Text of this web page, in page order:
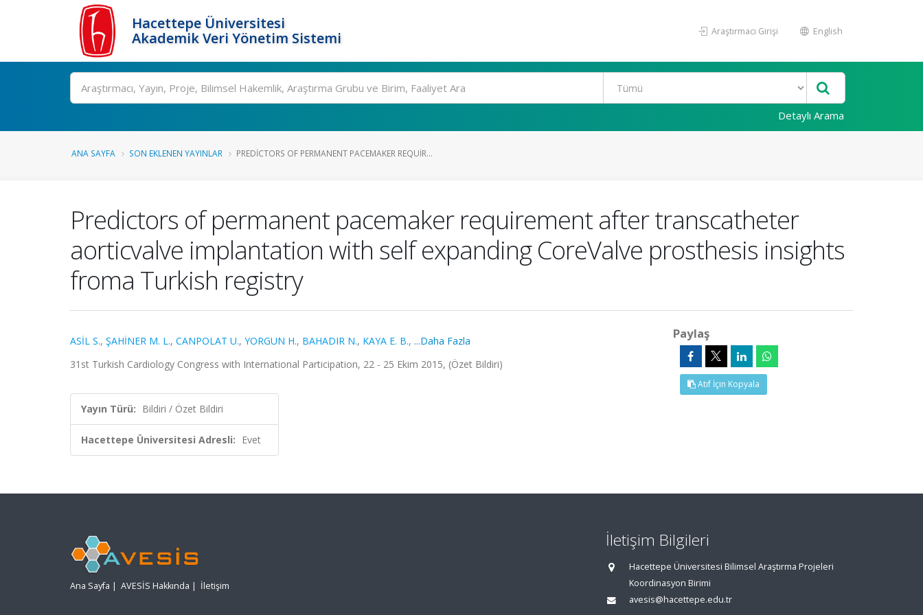
Hacettepe Üniversitesi
Akademik Veri Yönetim Sistemi
Araştırmacı Girişi English
Ara
Detaylı Arama
ANA SAYFA SON EKLENEN YAYINLAR PREDICTORS OF PERMANENT PACEMAKER REQUIR...
Predictors of permanent pacemaker requirement after transcatheter
aorticvalve implantation with self expanding CoreValve prosthesis insights
froma Turkish registry
ASİL S., ŞAHİNER M. L., CANPOLAT U., YORGUN H., BAHADIR N., KAYA E. B., ...Daha Fazla
31st Turkish Cardiology Congress with International Participation, 22 - 25 Ekim 2015, (Özet Bildiri)
Yayın Türü: Bildiri / Özet Bildiri
Hacettepe Üniversitesi Adresli: Evet
Paylaş
Atıf İçin Kopyala
Ana Sayfa | AVESİS Hakkında | İletişim
İletişim Bilgileri
Hacettepe Üniversitesi Bilimsel Araştırma Projeleri
Koordinasyon Birimi
avesis@hacettepe.edu.tr